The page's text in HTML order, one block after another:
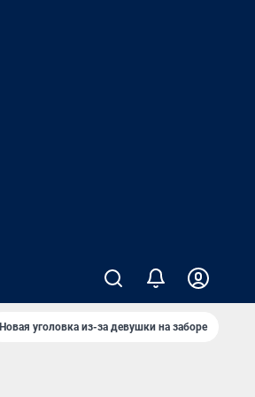
Новая уголовка из-за девушки на заборе